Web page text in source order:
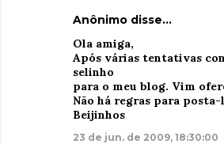
Anônimo disse…
Ola amiga,
Após várias tentativas
selinho
para o meu blog. Vim
Não há regras para posta-
Beijinhos
23 de jun. de 2009, 18:30:00